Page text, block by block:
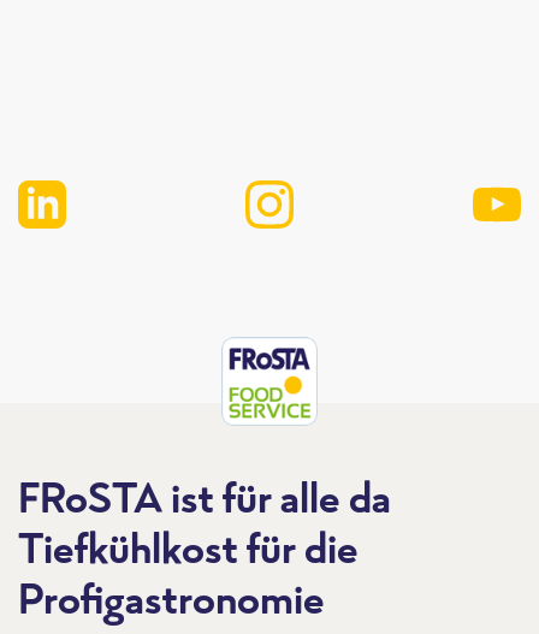
FRoSTA ist für alle da
Tiefkühlkost für die
Profigastronomie